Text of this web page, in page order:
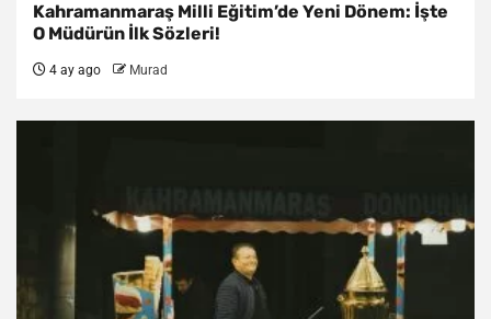
Kahramanmaraş Milli Eğitim’de Yeni Dönem: İşte
O Müdürün İlk Sözleri!
4 ay ago Murad